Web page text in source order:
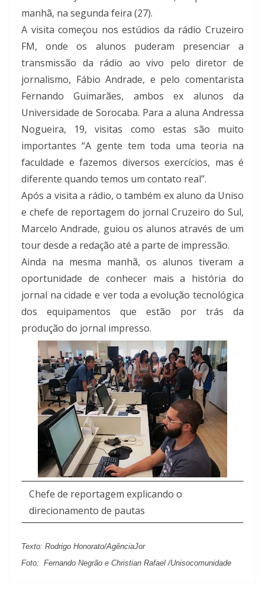
manhã, na segunda feira (27).
A visita começou nos estúdios da rádio Cruzeiro
FM, onde os alunos puderam presenciar a
transmissão da rádio ao vivo pelo diretor de
jornalismo, Fábio Andrade, e pelo comentarista
Fernando Guimarães, ambos ex alunos da
Universidade de Sorocaba. Para a aluna Andressa
Nogueira, 19, visitas como estas são muito
importantes “A gente tem toda uma teoria na
faculdade e fazemos diversos exercícios, mas é
diferente quando temos um contato real”.
Após a visita a rádio, o também ex aluno da Uniso
e chefe de reportagem do jornal Cruzeiro do Sul,
Marcelo Andrade, guiou os alunos através de um
tour desde a redação até a parte de impressão.
Ainda na mesma manhã, os alunos tiveram a
oportunidade de conhecer mais a história do
jornal na cidade e ver toda a evolução tecnológica
dos equipamentos que estão por trás da
produção do jornal impresso.
Chefe de reportagem explicando o
direcionamento de pautas
Texto: Rodrigo Honorato/AgênciaJor
Foto: Fernando Negrão e Christian Rafael /Unisocomunidade